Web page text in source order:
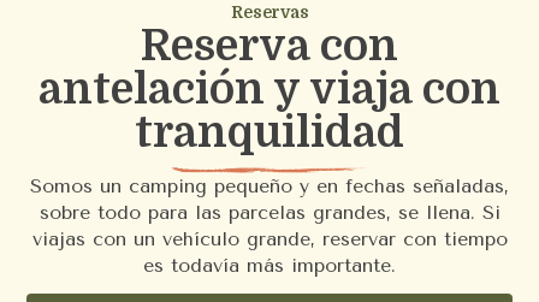
Reservas
Reserva con
antelación y viaja con
tranquilidad
Somos un camping pequeño y en fechas señaladas,
sobre todo para las parcelas grandes, se llena. Si
viajas con un vehículo grande, reservar con tiempo
es todavía más importante.